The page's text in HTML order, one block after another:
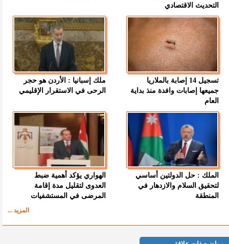
التحديث الاقتصادي
تسجيل 14 إصابة بالملاريا
جميعها إصابات وافدة منذ بداية
العام
ملك إسبانيا : الأردن هو حجر
الرحى في الاستقرار الإقليمي
الملك : حل الدولتين أساسي
لتحقيق السلام والازدهار في
المنطقة
الهواري يؤكد أهمية ضبط
العدوى لتقليل مدة إقامة
المرضى في المستشفيات
المزيد ...